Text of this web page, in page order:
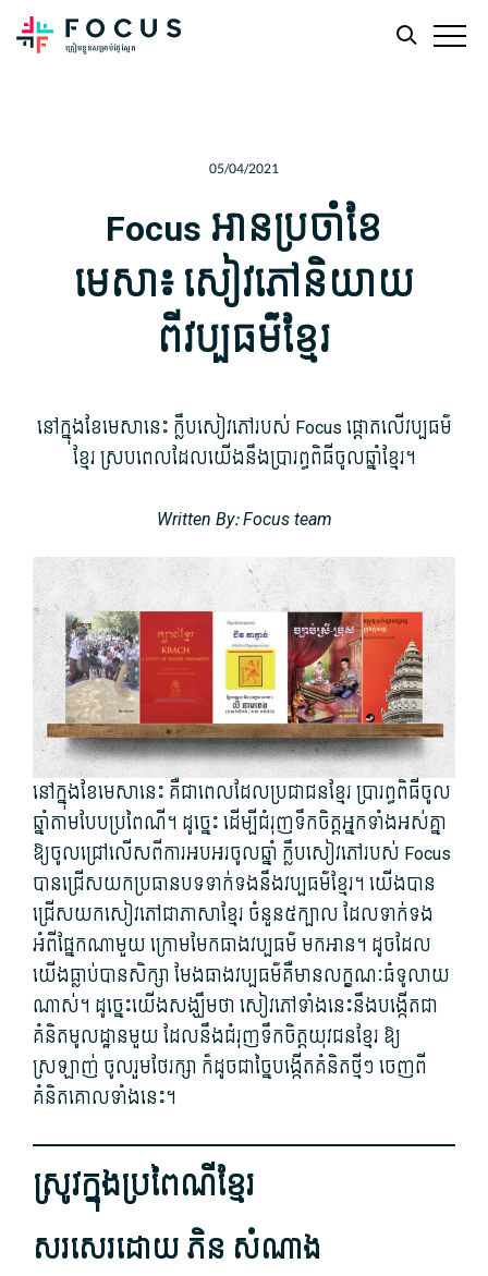
05/04/2021
Focus អានប្រចាំខែ
មេសា៖ សៀវភៅ​និយាយ​
ពីវប្បធម៌ខ្មែរ
នៅ​ក្នុង​ខែ​មេសា​នេះ ក្លឹប​សៀវភៅ​របស់ Focus ផ្តោត​លើ​វប្បធម៌​
ខ្មែរ ស្រប​ពេល​ដែល​យើង​នឹង​ប្រារព្ធ​ពិធី​ចូលឆ្នាំខ្មែរ។
Written By: Focus team
នៅ​ក្នុង​ខែ​មេសា​នេះ​ គឺជា​ពេល​ដែល​ប្រជាជន​ខ្មែរ ប្រារព្ធ​ពិធី​ចូល
ឆ្នាំ​តាម​បែប​ប្រពៃណី។ ដូច្នេះ ដើម្បី​ជំរុញ​ទឹក​ចិត្ត​អ្នក​ទាំង​អស់​គ្នា​
ឱ្យ​ចូលជ្រៅ​លើស​ពី​ការ​អបអរ​ចូលឆ្នាំ ក្លឹប​សៀវភៅ​របស់​ Focus
បាន​ជ្រើសយក​ប្រធានបទទាក់ទងនឹង​វប្បធម៌ខ្មែរ។ យើង​បាន​
ជ្រើសយក​សៀវភៅជាភាសា​ខ្មែរ​ ចំនួន៥ក្បាល ​ដែល​ទាក់ទង​
អំពី​ផ្នែក​ណាមួយ​ ក្រោម​មែកធាង​វប្បធម៌ មក​អាន​។ ដូចដែល​
យើង​ធ្លាប់​បាន​សិក្សា​ ​មែងធាង​វប្បធម៌គឺ​មាន​លក្ខណៈ​ធំទូលាយ​
ណាស់។ ដូច្នេះ​យើង​សង្ឃឹមថា សៀវភៅទាំងនេះ​នឹងបង្កើត​ជា​
គំនិត​មូលដ្ឋាន​មួយ ដែល​នឹង​ជំរុញ​ទឹក​ចិត្តយុវជន​ខ្មែរ​ ឱ្យ
ស្រឡាញ់​ ​ចូលរួម​ថែរក្សា​ ក៏ដូចជាច្នៃបង្កើត​គំនិត​ថ្មីៗ​ ​ចេញពី​
គំនិត​គោល​ទាំង​នេះ។
ស្រូវ​ក្នុង​ប្រពៃណី​ខ្មែរ
សរសេរ​ដោយ ភិន សំណាង